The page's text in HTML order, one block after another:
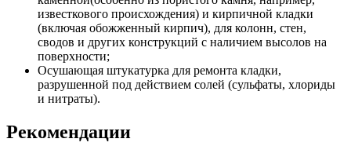
известкового происхождения) и кирпичной кладки
(включая обожженный кирпич), для колонн, стен,
сводов и других конструкций с наличием высолов на
поверхности;
Осушающая штукатурка для ремонта кладки,
разрушенной под действием солей (сульфаты, хлориды
и нитраты).
Рекомендации